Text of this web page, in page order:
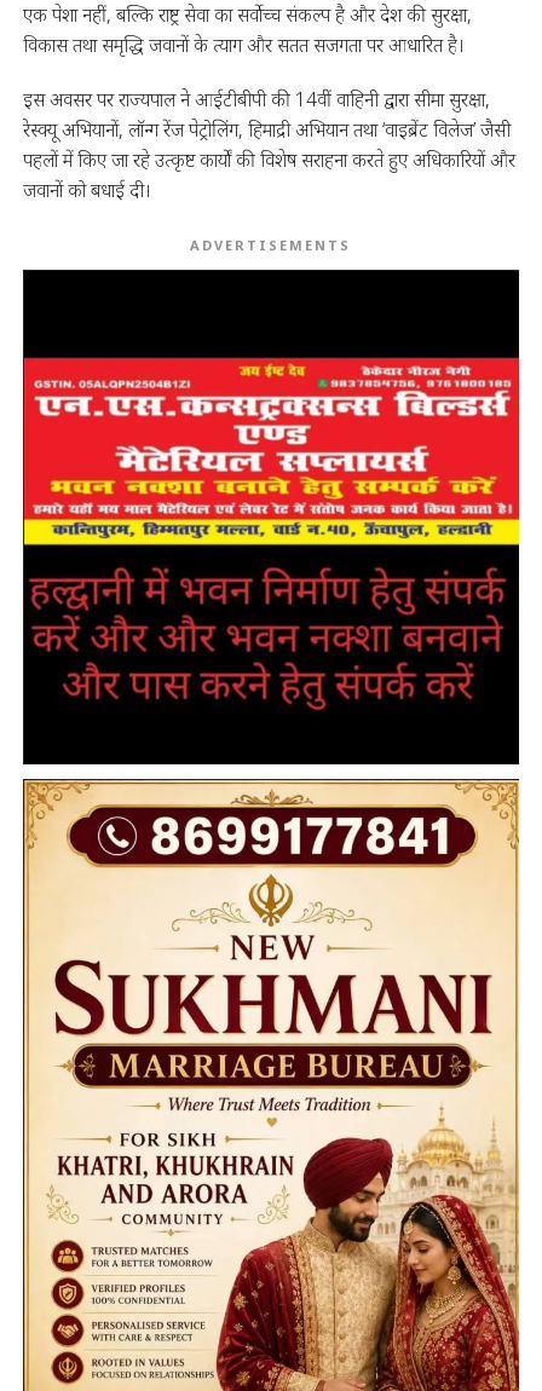
एक पेशा नहीं, बल्कि राष्ट्र सेवा का सर्वोच्च संकल्प है और देश की सुरक्षा,
विकास तथा समृद्धि जवानों के त्याग और सतत सजगता पर आधारित है।
इस अवसर पर राज्यपाल ने आईटीबीपी की 14वीं वाहिनी द्वारा सीमा सुरक्षा,
रेस्क्यू अभियानों, लॉन्ग रेंज पेट्रोलिंग, हिमाद्री अभियान तथा ‘वाइब्रेंट विलेज’ जैसी
पहलों में किए जा रहे उत्कृष्ट कार्यों की विशेष सराहना करते हुए अधिकारियों और
जवानों को बधाई दी।
ADVERTISEMENTS